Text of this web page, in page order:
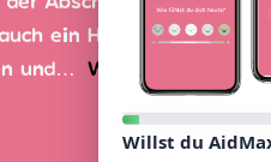
ein Höhepunkt, der
und… Weiterlesen »
Willst du